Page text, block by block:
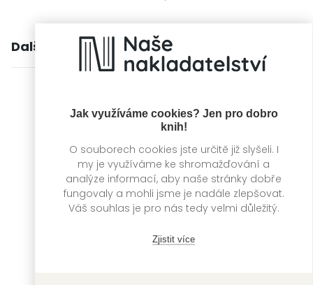
Jak využíváme cookies? Jen pro dobro
knih!
O souborech cookies jste určitě již slyšeli. I
my je využíváme ke shromažďování a
analýze informací, aby naše stránky dobře
fungovaly a mohli jsme je nadále zlepšovat.
Váš souhlas je pro nás tedy velmi důležitý.
Zjistit více
Další knihy autora